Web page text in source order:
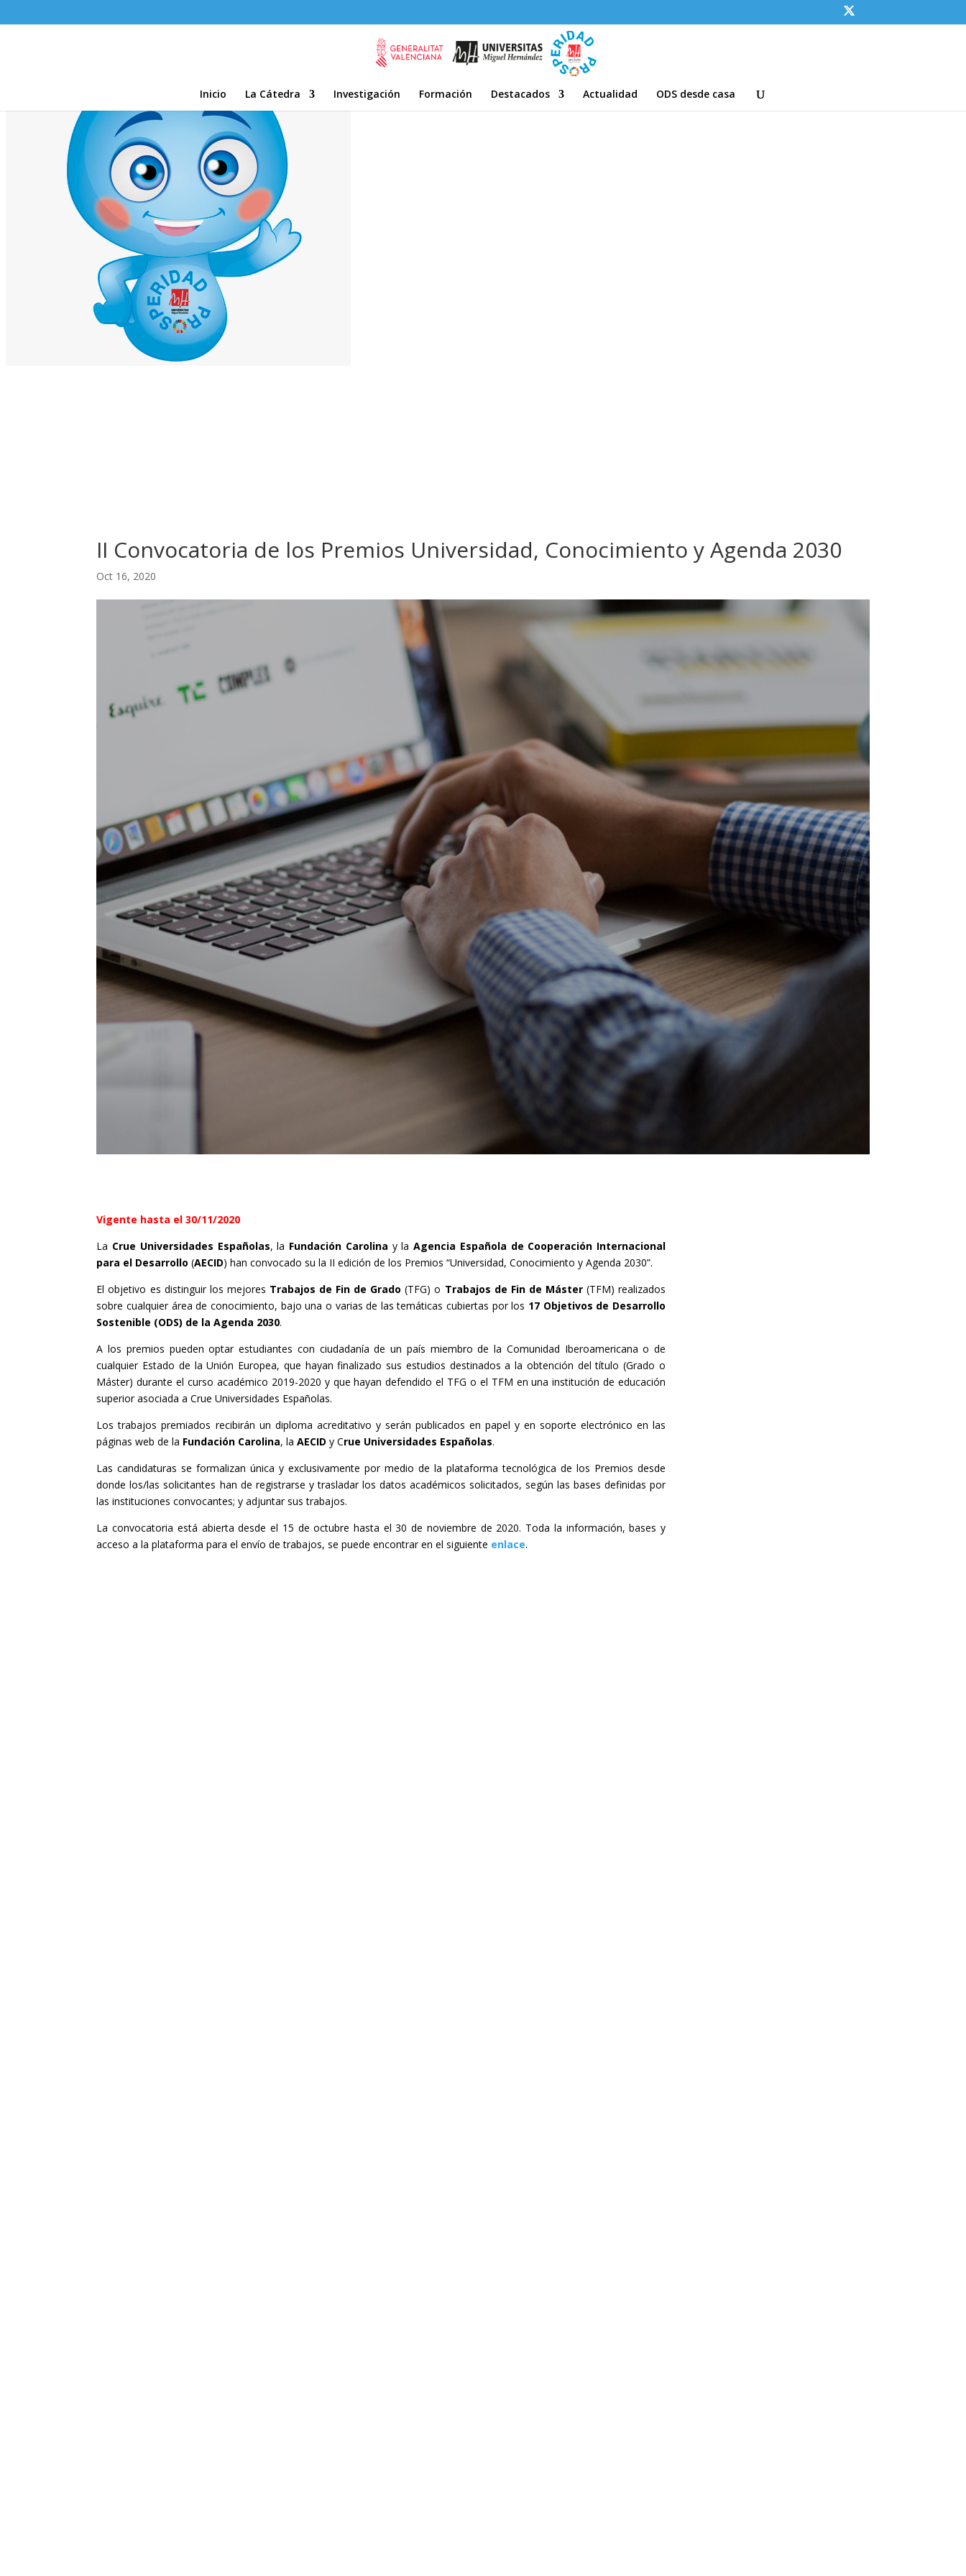
Inicio La Cátedra Investigación Formación Destacados Actualidad ODS desde casa
II Convocatoria de los Premios Universidad, Conocimiento y Agenda 2030
Oct 16, 2020
Vigente hasta el 30/11/2020
La Crue Universidades Españolas, la Fundación Carolina y laAgencia Española de Cooperación Internacional
para el Desarrollo (AECID) han convocado su la II edición de los Premios “Universidad, Conocimiento y Agenda 2030”.
El objetivo es distinguir los mejores Trabajos de Fin de Grado (TFG) o Trabajos de Fin de Máster(TFM) realizados
sobre cualquier área de conocimiento, bajo una o varias de las temáticas cubiertas por los 17 Objetivos de Desarrollo
Sostenible (ODS) de la Agenda 2030.
A los premios pueden optar estudiantes con ciudadanía de un país miembro de la Comunidad Iberoamericana o de
cualquier Estado de la Unión Europea, que hayan finalizado sus estudios destinados a la obtención del título (Grado o
Máster) durante el curso académico 2019-2020 y que hayan defendido el TFG o el TFM en una institución de educación
superior asociada a Crue Universidades Españolas.
Los trabajos premiados recibirán un diploma acreditativo y serán publicados en papel y en soporte electrónico en las
páginas web de la Fundación Carolina, laAECID y Crue Universidades Españolas.
Las candidaturas se formalizan única y exclusivamente por medio de la plataforma tecnológica de los Premios desde
donde los/las solicitantes han de registrarse y trasladar los datos académicos solicitados, según las bases definidas por
las instituciones convocantes; y adjuntar sus trabajos.
La convocatoria está abierta desde el 15 de octubre hasta el 30 de noviembre de 2020. Toda la información, bases y
acceso a la plataforma para el envío de trabajos, se puede encontrar en el siguiente enlace.